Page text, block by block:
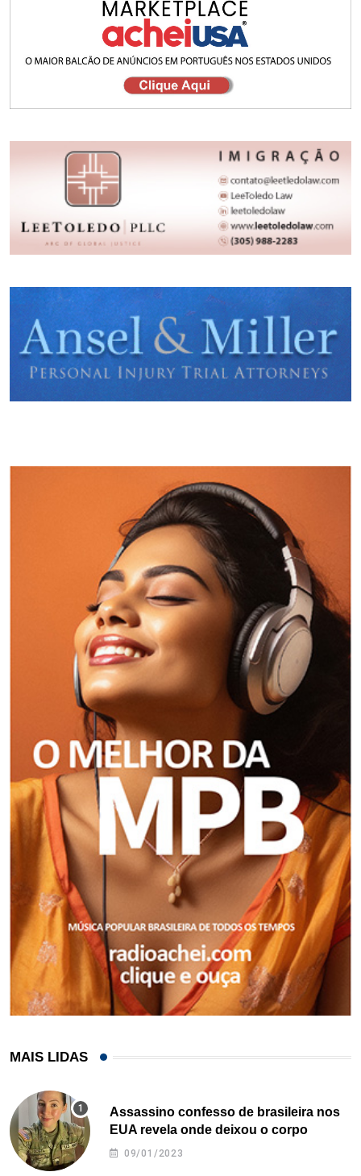
MAIS LIDAS
Assassino confesso de brasileira nos
EUA revela onde deixou o corpo
09/01/2023